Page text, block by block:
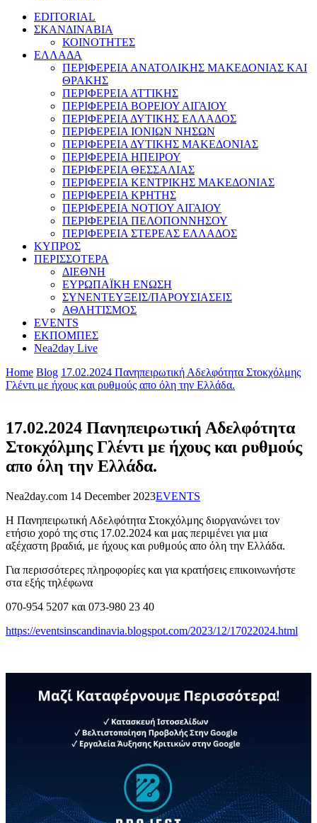
EDITORIAL
ΣΚΑΝΔΙΝΑΒΙΑ
ΚΟΙΝΟΤΗΤΕΣ
ΕΛΛΑΔΑ
ΠΕΡΙΦΕΡΕΙΑ ΑΝΑΤΟΛΙΚΗΣ ΜΑΚΕΔΟΝΙΑΣ ΚΑΙ
ΘΡΑΚΗΣ
ΠΕΡΙΦΕΡΕΙΑ ΑΤΤΙΚΗΣ
ΠΕΡΙΦΕΡΕΙΑ ΒΟΡΕΙΟΥ ΑΙΓΑΙΟΥ
ΠΕΡΙΦΕΡΕΙΑ ΔΥΤΙΚΗΣ ΕΛΛΑΔΟΣ
ΠΕΡΙΦΕΡΕΙΑ ΙΟΝΙΩΝ ΝΗΣΩΝ
ΠΕΡΙΦΕΡΕΙΑ ΔΥΤΙΚΗΣ ΜΑΚΕΔΟΝΙΑΣ
ΠΕΡΙΦΕΡΕΙΑ ΗΠΕΙΡΟΥ
ΠΕΡΙΦΕΡΕΙΑ ΘΕΣΣΑΛΙΑΣ
ΠΕΡΙΦΕΡΕΙΑ ΚΕΝΤΡΙΚΗΣ ΜΑΚΕΔΟΝΙΑΣ
ΠΕΡΙΦΕΡΕΙΑ ΚΡΗΤΗΣ
ΠΕΡΙΦΕΡΕΙΑ ΝΟΤΙΟΥ ΑΙΓΑΙΟΥ
ΠΕΡΙΦΕΡΕΙΑ ΠΕΛΟΠΟΝΝΗΣΟΥ
ΠΕΡΙΦΕΡΕΙΑ ΣΤΕΡΕΑΣ ΕΛΛΑΔΟΣ
ΚΥΠΡΟΣ
ΠΕΡΙΣΣΟΤΕΡΑ
ΔΙΕΘΝΗ
ΕΥΡΩΠΑΪΚΗ ΕΝΩΣΗ
ΣΥΝΕΝΤΕΥΞΕΙΣ/ΠΑΡΟΥΣΙΑΣΕΙΣ
ΑΘΛΗΤΙΣΜΟΣ
EVENTS
ΕΚΠΟΜΠΕΣ
Nea2day Live
Home Blog 17.02.2024 Πανηπειρωτική Αδελφότητα Στοκχόλμης
Γλέντι με ήχους και ρυθμούς απο όλη την Ελλάδα.
17.02.2024 Πανηπειρωτική Αδελφότητα
Στοκχόλμης Γλέντι με ήχους και ρυθμούς
απο όλη την Ελλάδα.
Nea2day.com 14 December 2023EVENTS
Η Πανηπειρωτική Αδελφότητα Στοκχόλμης διοργανώνει τον
ετήσιο χορό της στις 17.02.2024 και μας περιμένει για μια
αξέχαστη βραδιά, με ήχους και ρυθμούς απο όλη την Ελλάδα.
Για περισσότερες πληροφορίες και για κρατήσεις επικοινωνήστε
στα εξής τηλέφωνα
070-954 5207 και 073-980 23 40
https://eventsinscandinavia.blogspot.com/2023/12/17022024.html